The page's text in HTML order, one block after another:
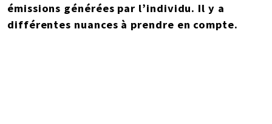
émissions générées par l’individu. Il y a
différentes nuances à prendre en compte.